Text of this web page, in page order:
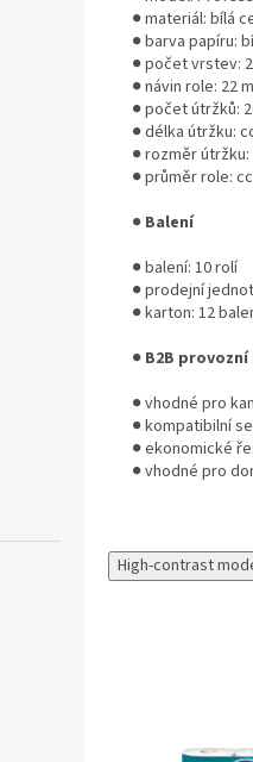
● materiál: bílá
● barva papíru:
● počet vrstev:
● návin role: 22 m
● počet útržků:
● délka útržku:
● rozměr útržku:
● průměr role:
● Balení
● balení: 10 rolí
● prodejní
● karton: 12
● B2B
● vhodné pro
● kompatibilní
● ekonomické
● vhodné pro
High-contrast